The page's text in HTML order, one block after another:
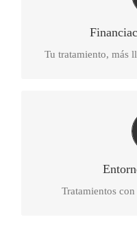
Tu tratamiento, más
intereses o hasta 20
Tratamientos
Te
Los tratamientos se
con médico